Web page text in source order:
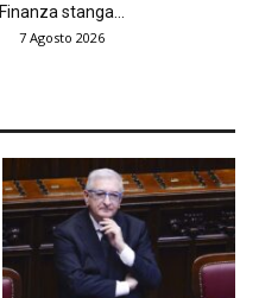
Finanza stanga...
7 Agosto 2026